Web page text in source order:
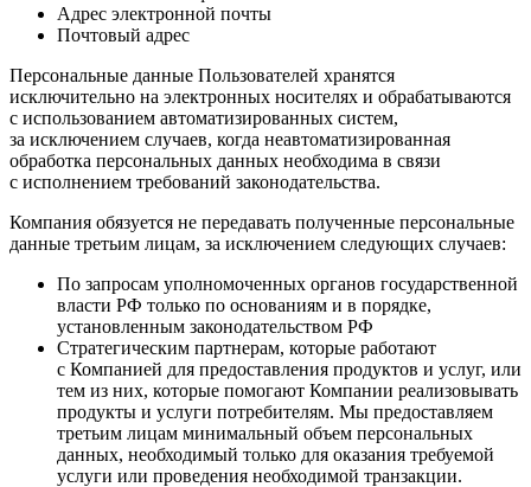
Адрес электронной почты
Почтовый адрес
Персональные данные Пользователей хранятся
исключительно на электронных носителях и обрабатываются
с использованием автоматизированных систем,
за исключением случаев, когда неавтоматизированная
обработка персональных данных необходима в связи
с исполнением требований законодательства.
Компания обязуется не передавать полученные персональные
данные третьим лицам, за исключением следующих случаев:
По запросам уполномоченных органов государственной
власти РФ только по основаниям и в порядке,
установленным законодательством РФ
Стратегическим партнерам, которые работают
с Компанией для предоставления продуктов и услуг, или
тем из них, которые помогают Компании реализовывать
продукты и услуги потребителям. Мы предоставляем
третьим лицам минимальный объем персональных
данных, необходимый только для оказания требуемой
услуги или проведения необходимой транзакции.